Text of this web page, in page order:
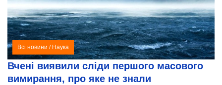
Всі новини / Наука
Вчені виявили сліди першого масового
вимирання, про яке не знали